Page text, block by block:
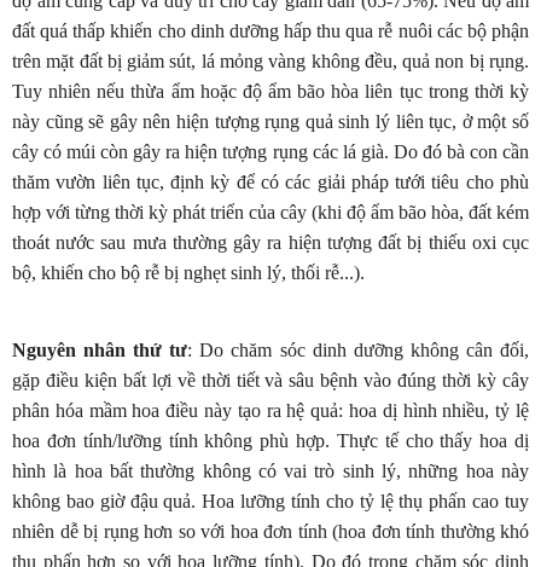
đất quá thấp khiến cho dinh dưỡng hấp thu qua rễ nuôi các bộ phận
trên mặt đất bị giảm sút, lá mỏng vàng không đều, quả non bị rụng.
Tuy nhiên nếu thừa ẩm hoặc độ ẩm bão hòa liên tục trong thời kỳ
này cũng sẽ gây nên hiện tượng rụng quả sinh lý liên tục, ở một số
cây có múi còn gây ra hiện tượng rụng các lá già. Do đó bà con cần
thăm vườn liên tục, định kỳ để có các giải pháp tưới tiêu cho phù
hợp với từng thời kỳ phát triển của cây (khi độ ẩm bão hòa, đất kém
thoát nước sau mưa thường gây ra hiện tượng đất bị thiếu oxi cục
bộ, khiến cho bộ rễ bị nghẹt sinh lý, thối rễ...).
Nguyên nhân thứ tư: Do chăm sóc dinh dưỡng không cân đối,
gặp điều kiện bất lợi về thời tiết và sâu bệnh vào đúng thời kỳ cây
phân hóa mầm hoa điều này tạo ra hệ quả: hoa dị hình nhiều, tỷ lệ
hoa đơn tính/lưỡng tính không phù hợp. Thực tế cho thấy hoa dị
hình là hoa bất thường không có vai trò sinh lý, những hoa này
không bao giờ đậu quả. Hoa lưỡng tính cho tỷ lệ thụ phấn cao tuy
nhiên dễ bị rụng hơn so với hoa đơn tính (hoa đơn tính thường khó
thụ phấn hơn so với hoa lưỡng tính). Do đó trong chăm sóc dinh